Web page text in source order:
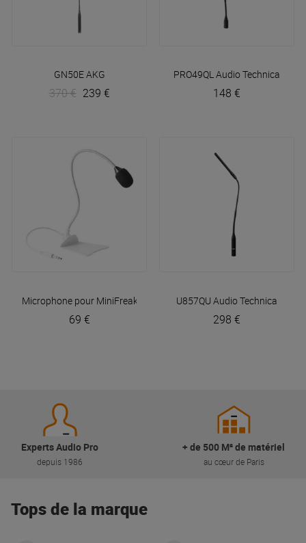
GN50EAKG
370 € 239 €
PRO49QLAudio Technica
148 €
Microphone pour MiniFreak
69 €
U857QU Audio Technica
298 €
Experts Audio Pro
depuis 1986
+ de 500 M² de matériel
au cœur de Paris
Tops de la marque